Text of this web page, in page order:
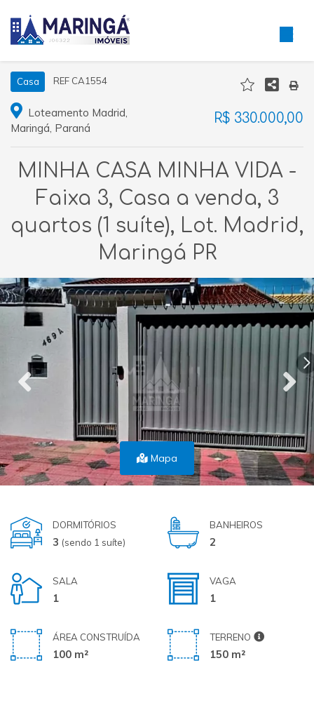
Casa REF CA1554
Loteamento Madrid,
Maringá, Paraná
R$ 330.000,00
MINHA CASA MINHA VIDA -
Faixa 3, Casa a venda, 3
quartos (1 suíte), Lot. Madrid,
Maringá PR
Mapa
DORMITÓRIOS
3 (sendo 1 suíte)
BANHEIROS
2
SALA
1
VAGA
1
ÁREA CONSTRUÍDA
100 m²
TERRENO
150 m²